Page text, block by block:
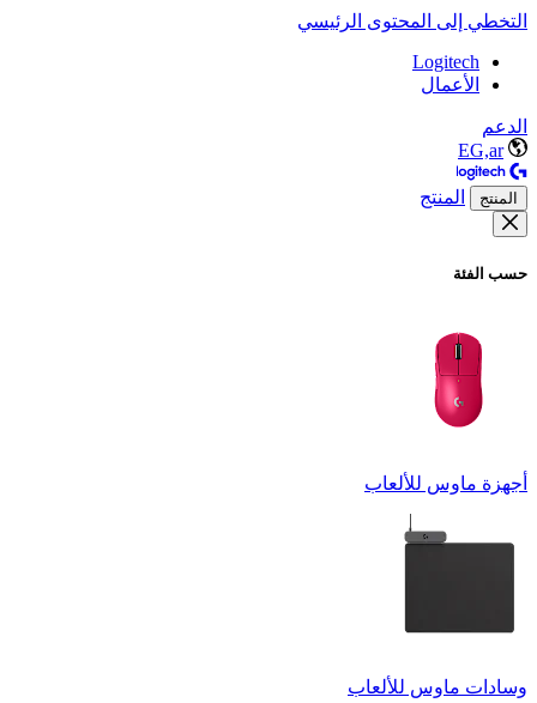
التخطي إلى المحتوى الرئيسي
Logitech
الأعمال
الدعم
EG,ar
المنتج المنتج
حسب الفئة
أجهزة ماوس للألعاب
وسادات ماوس للألعاب